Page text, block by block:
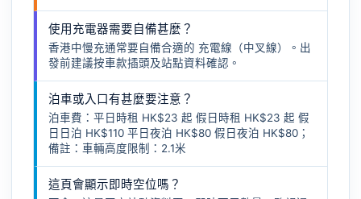
使用充電器需要自備甚麼？
香港中慢充通常要自備合適的 充電線（中叉線）
。出
發前建議按車款插頭及站點資料確認。
泊車或入口有甚麼要注意？
泊車費：平日時租 HK$23 起 假日時租 HK$23 起 假
日日泊 HK$110 平日夜泊 HK$80 假日夜泊 HK$80；
備註：車輛高度限制：2.1米
這頁會顯示即時空位嗎？